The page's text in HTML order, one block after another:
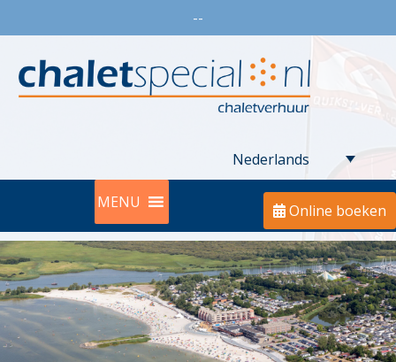
--
Nederlands
MENU Online boeken